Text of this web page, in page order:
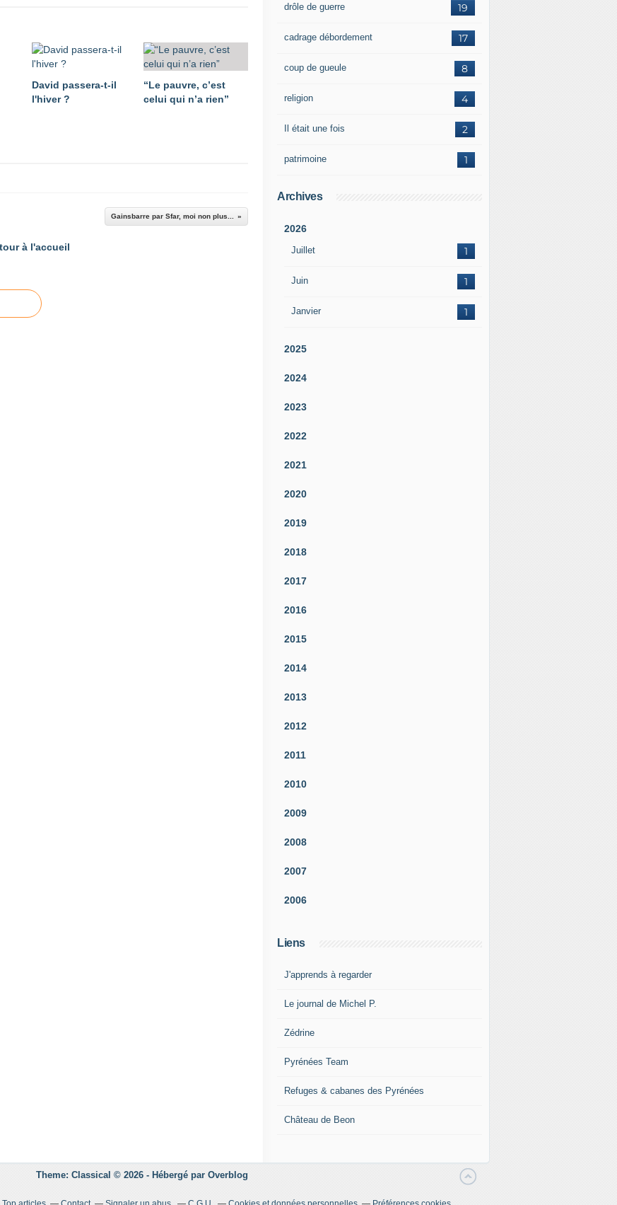
David passera-t-il
l'hiver ?
“Le pauvre, c’est
celui qui n’a rien”
Gainsbarre par Sfar, moi non plus...
à l'accueil
19
drôle de guerre
17
cadrage débordement
8
coup de gueule
4
religion
2
Il était une fois
1
patrimoine
Archives
2026
Juillet 1
Juin 1
Janvier 1
2025
2024
2023
2022
2021
2020
2019
2018
2017
2016
2015
2014
2013
2012
2011
2010
2009
2008
2007
2006
Liens
J'apprends à regarder
Le journal de Michel P.
Zédrine
Pyrénées Team
Refuges & cabanes des Pyrénées
Château de Beon
Theme: Classical © 2026 - Hébergé par Overblog